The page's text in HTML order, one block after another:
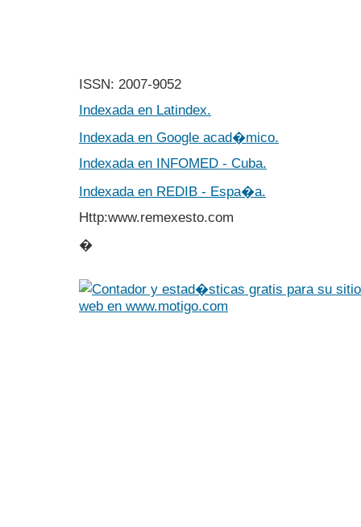
ISSN: 2007-9052
Indexada en Latindex.
Indexada en Google acad�mico.
Indexada en INFOMED - Cuba.
Indexada en REDIB - Espa�a.
Http:www.remexesto.com
�